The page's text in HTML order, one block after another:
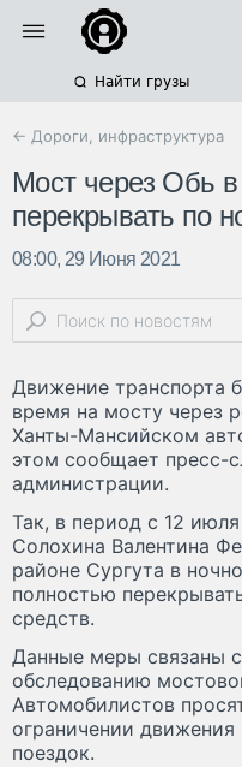
Найти грузы
← Дороги, инфраструктура
Мост через Обь в
перекрывать по
08:00, 29 Июня 2021
Движение транспорта
время на мосту через
Ханты-Мансийском
этом сообщает пресс-
администрации.
Так, в период с 12
Солохина Валентина
районе Сургута в
полностью
средств.
Данные меры связаны
обследованию
Автомобилистов
ограничении
поездок.